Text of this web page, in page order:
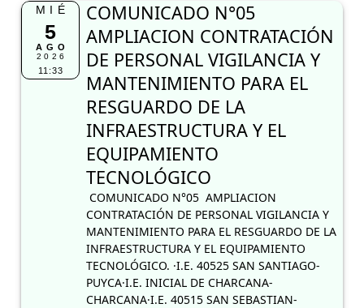
MIÉ
5
AGO
2026
11:33
COMUNICADO N°05
AMPLIACION CONTRATACIÓN
DE PERSONAL VIGILANCIA Y
MANTENIMIENTO PARA EL
RESGUARDO DE LA
INFRAESTRUCTURA Y EL
EQUIPAMIENTO
TECNOLÓGICO
COMUNICADO N°05 AMPLIACION
CONTRATACIÓN DE PERSONAL VIGILANCIA Y
MANTENIMIENTO PARA EL RESGUARDO DE LA
INFRAESTRUCTURA Y EL EQUIPAMIENTO
TECNOLÓGICO. ·I.E. 40525 SAN SANTIAGO-
PUYCA·I.E. INICIAL DE CHARCANA-
CHARCANA·I.E. 40515 SAN SEBASTIAN-